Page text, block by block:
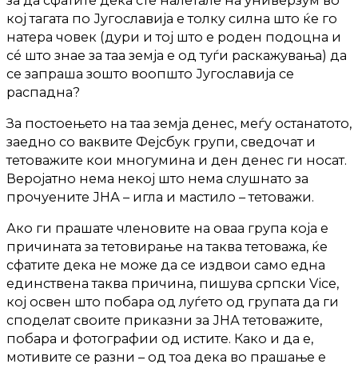
кој тагата по Југославија е толку силна што ќе го
натера човек (дури и тој што е роден подоцна и
сé што знае за таа земја е од туѓи раскажувања) да
се запраша зошто воопшто Југославија се
распадна?
За постоењето на таа земја денес, меѓу останатото,
заедно со ваквите Фејсбук групи, сведочат и
тетоважите кои многумина и ден денес ги носат.
Веројатно нема некој што нема слушнато за
прочуените ЈНА – игла и мастило – тетоважи.
Ако ги прашате членовите на оваа група која е
причината за тетовирање на таква тетоважа, ќе
сфатите дека не може да се издвои само една
единствена таква причина, пишува српски Vice,
кој освен што побара од луѓето од групата да ги
споделат своите приказни за ЈНА тетоважите,
побара и фотографии од истите. Како и да е,
мотивите се разни – од тоа дека во прашање е